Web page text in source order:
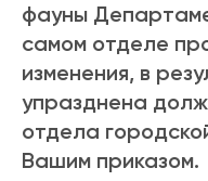
фауны
самом отделе
изменения, в
упразднена
отдела
Вашим приказом.